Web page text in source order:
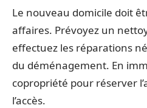
Le nouveau domicile doit
affaires. Prévoyez un
effectuez les réparations
du déménagement. En
copropriété pour réserver
l’accès.